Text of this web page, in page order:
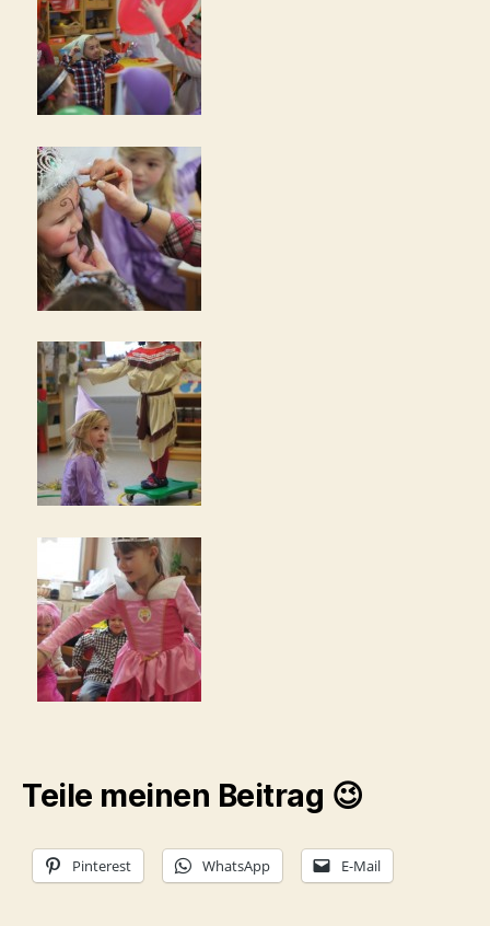
Teile meinen Beitrag 😉
Pinterest WhatsApp E-Mail